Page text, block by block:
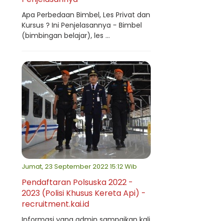
Apa Perbedaan Bimbel, Les Privat dan
Kursus ? Ini Penjelasannya - Bimbel
(bimbingan belajar), les ...
Jumat, 23 September 2022 15:12 Wib
Pendaftaran Polsuska 2022 -
2023 (Polisi Khusus Kereta Api) -
recruitment.kai.id